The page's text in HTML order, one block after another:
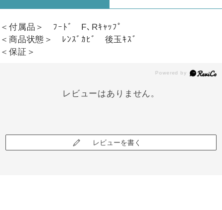
＜付属品＞ ﾌｰﾄﾞ F､Rｷｬｯﾌﾟ
＜商品状態＞ ﾚﾝｽﾞｶﾋﾞ 後玉ｷｽﾞ
＜保証＞
レビューはありません。
レビューを書く